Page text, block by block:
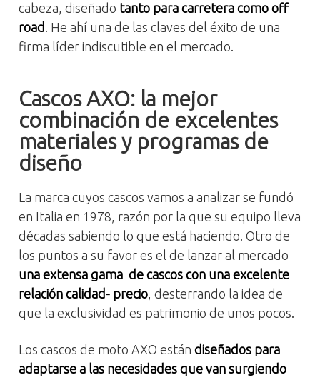
cabeza, diseñado tanto para carretera como off
road . He ahí una de las claves del éxito de una
firma líder indiscutible en el mercado.
Cascos AXO: la mejor
combinación de excelentes
materiales y programas de
diseño
La marca cuyos cascos vamos a analizar se fundó
en Italia en 1978, razón por la que su equipo lleva
décadas sabiendo lo que está haciendo. Otro de
los puntos a su favor es el de lanzar al mercado
una extensa gama de cascos con una excelente
relación calidad- precio, desterrando la idea de
que la exclusividad es patrimonio de unos pocos.
Los cascos de moto AXO están diseñados para
adaptarse a las necesidades que van surgiendo